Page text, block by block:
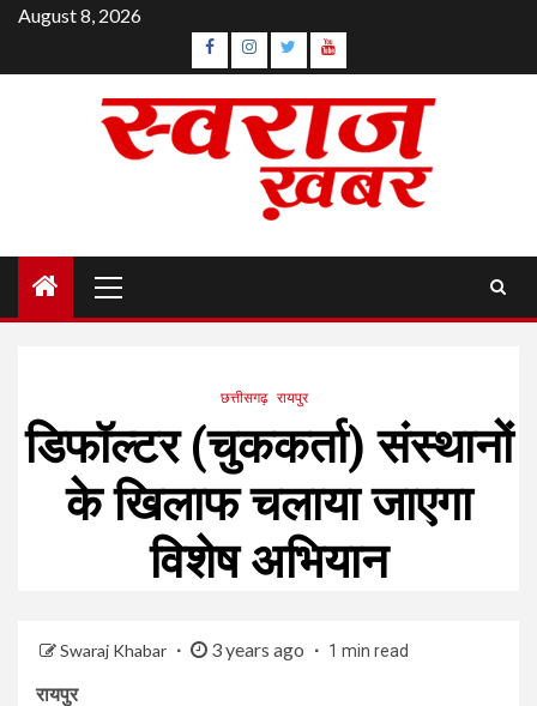
Skip
content
August 8, 2026
Facebook
Instagram
TwitterYouTube
Menu
छत्तीसगढ़ रायपुर
डिफॉल्टर (चुककर्ता) संस्थानों
के खिलाफ चलाया जाएगा
विशेष अभियान
Swaraj Khabar 3 years ago 1 min read
रायपुर